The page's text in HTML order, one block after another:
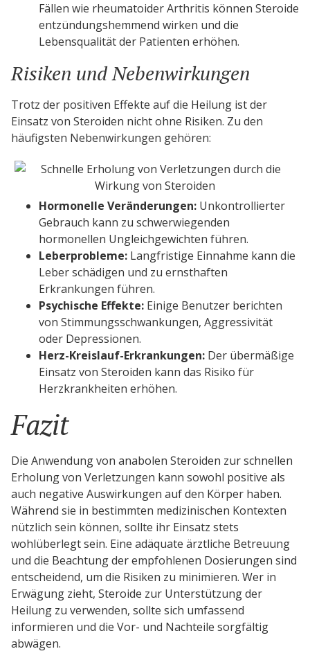
Fällen wie rheumatoider Arthritis können Steroide
entzündungshemmend wirken und die
Lebensqualität der Patienten erhöhen.
Risiken und Nebenwirkungen
Trotz der positiven Effekte auf die Heilung ist der
Einsatz von Steroiden nicht ohne Risiken. Zu den
häufigsten Nebenwirkungen gehören:
Hormonelle Veränderungen: Unkontrollierter
Gebrauch kann zu schwerwiegenden
hormonellen Ungleichgewichten führen.
Leberprobleme: Langfristige Einnahme kann die
Leber schädigen und zu ernsthaften
Erkrankungen führen.
Psychische Effekte: Einige Benutzer berichten
von Stimmungsschwankungen, Aggressivität
oder Depressionen.
Herz-Kreislauf-Erkrankungen: Der übermäßige
Einsatz von Steroiden kann das Risiko für
Herzkrankheiten erhöhen.
Fazit
Die Anwendung von anabolen Steroiden zur schnellen
Erholung von Verletzungen kann sowohl positive als
auch negative Auswirkungen auf den Körper haben.
Während sie in bestimmten medizinischen Kontexten
nützlich sein können, sollte ihr Einsatz stets
wohlüberlegt sein. Eine adäquate ärztliche Betreuung
und die Beachtung der empfohlenen Dosierungen sind
entscheidend, um die Risiken zu minimieren. Wer in
Erwägung zieht, Steroide zur Unterstützung der
Heilung zu verwenden, sollte sich umfassend
informieren und die Vor- und Nachteile sorgfältig
abwägen.